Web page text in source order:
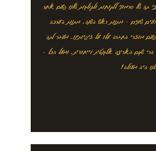
תה של סרמוני ללקוחות ולקולגות שלנו פעם אחר
שונים - מתנות ראש השנה, מתנות הערכה
פעם מוצרי החברה עלו על ציפיותינו. מעבר לתה
הרי שגם האריזה אלגנטית וייחודית. ומעל הכל -
היה מעולה!